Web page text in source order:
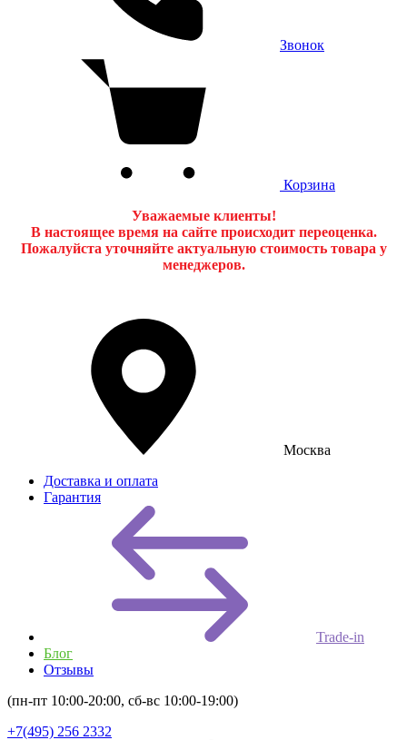
Звонок
Корзина
Уважаемые клиенты!
В настоящее время на сайте происходит переоценка.
Пожалуйста уточняйте актуальную стоимость товара у
менеджеров.
Москва
Доставка и оплата
Гарантия
Trade-in
Блог
Отзывы
(пн-пт 10:00-20:00, сб-вс 10:00-19:00)
+7(495) 256 2332